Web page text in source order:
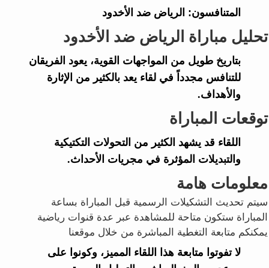
المتنافسون: الرياض ضد الأخدود
تحليل مباراة الرياض ضد الأخدود
بتاريخ طويل من المواجهات القوية، يعود الفريقان
للتنافس مجدداً في لقاء يعد بالكثير من الإثارة
والأهداف.
توقعات المباراة
اللقاء قد يشهد الكثير من التحولات التكتيكية
والتبديلات المؤثرة في مجريات الأحداث.
معلومات هامة
سيتم تحديث التشكيلات الرسمية قبل المباراة بساعة
المباراة ستكون متاحة للمشاهدة عبر عدة قنوات رياضية
يمكنكم متابعة التغطية المباشرة من خلال موقعنا
لا تفوتوا متابعة هذا اللقاء المميز، وكونوا على